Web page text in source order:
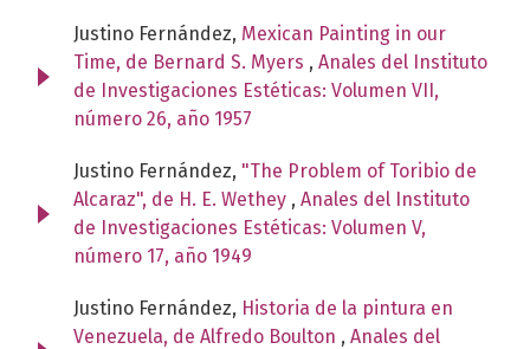
Justino Fernández, Mexican Painting in our
Time, de Bernard S. Myers , Anales del Instituto
de Investigaciones Estéticas: Volumen VII,
número 26, año 1957
Justino Fernández, "The Problem of Toribio de
Alcaraz", de H. E. Wethey , Anales del Instituto
de Investigaciones Estéticas: Volumen V,
número 17, año 1949
Justino Fernández, Historia de la pintura en
Venezuela, de Alfredo Boulton , Anales del